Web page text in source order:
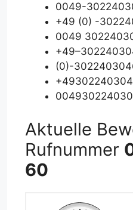
0049-
+49 (0) -
0049
(0)-
Aktuelle
Rufnummer
60